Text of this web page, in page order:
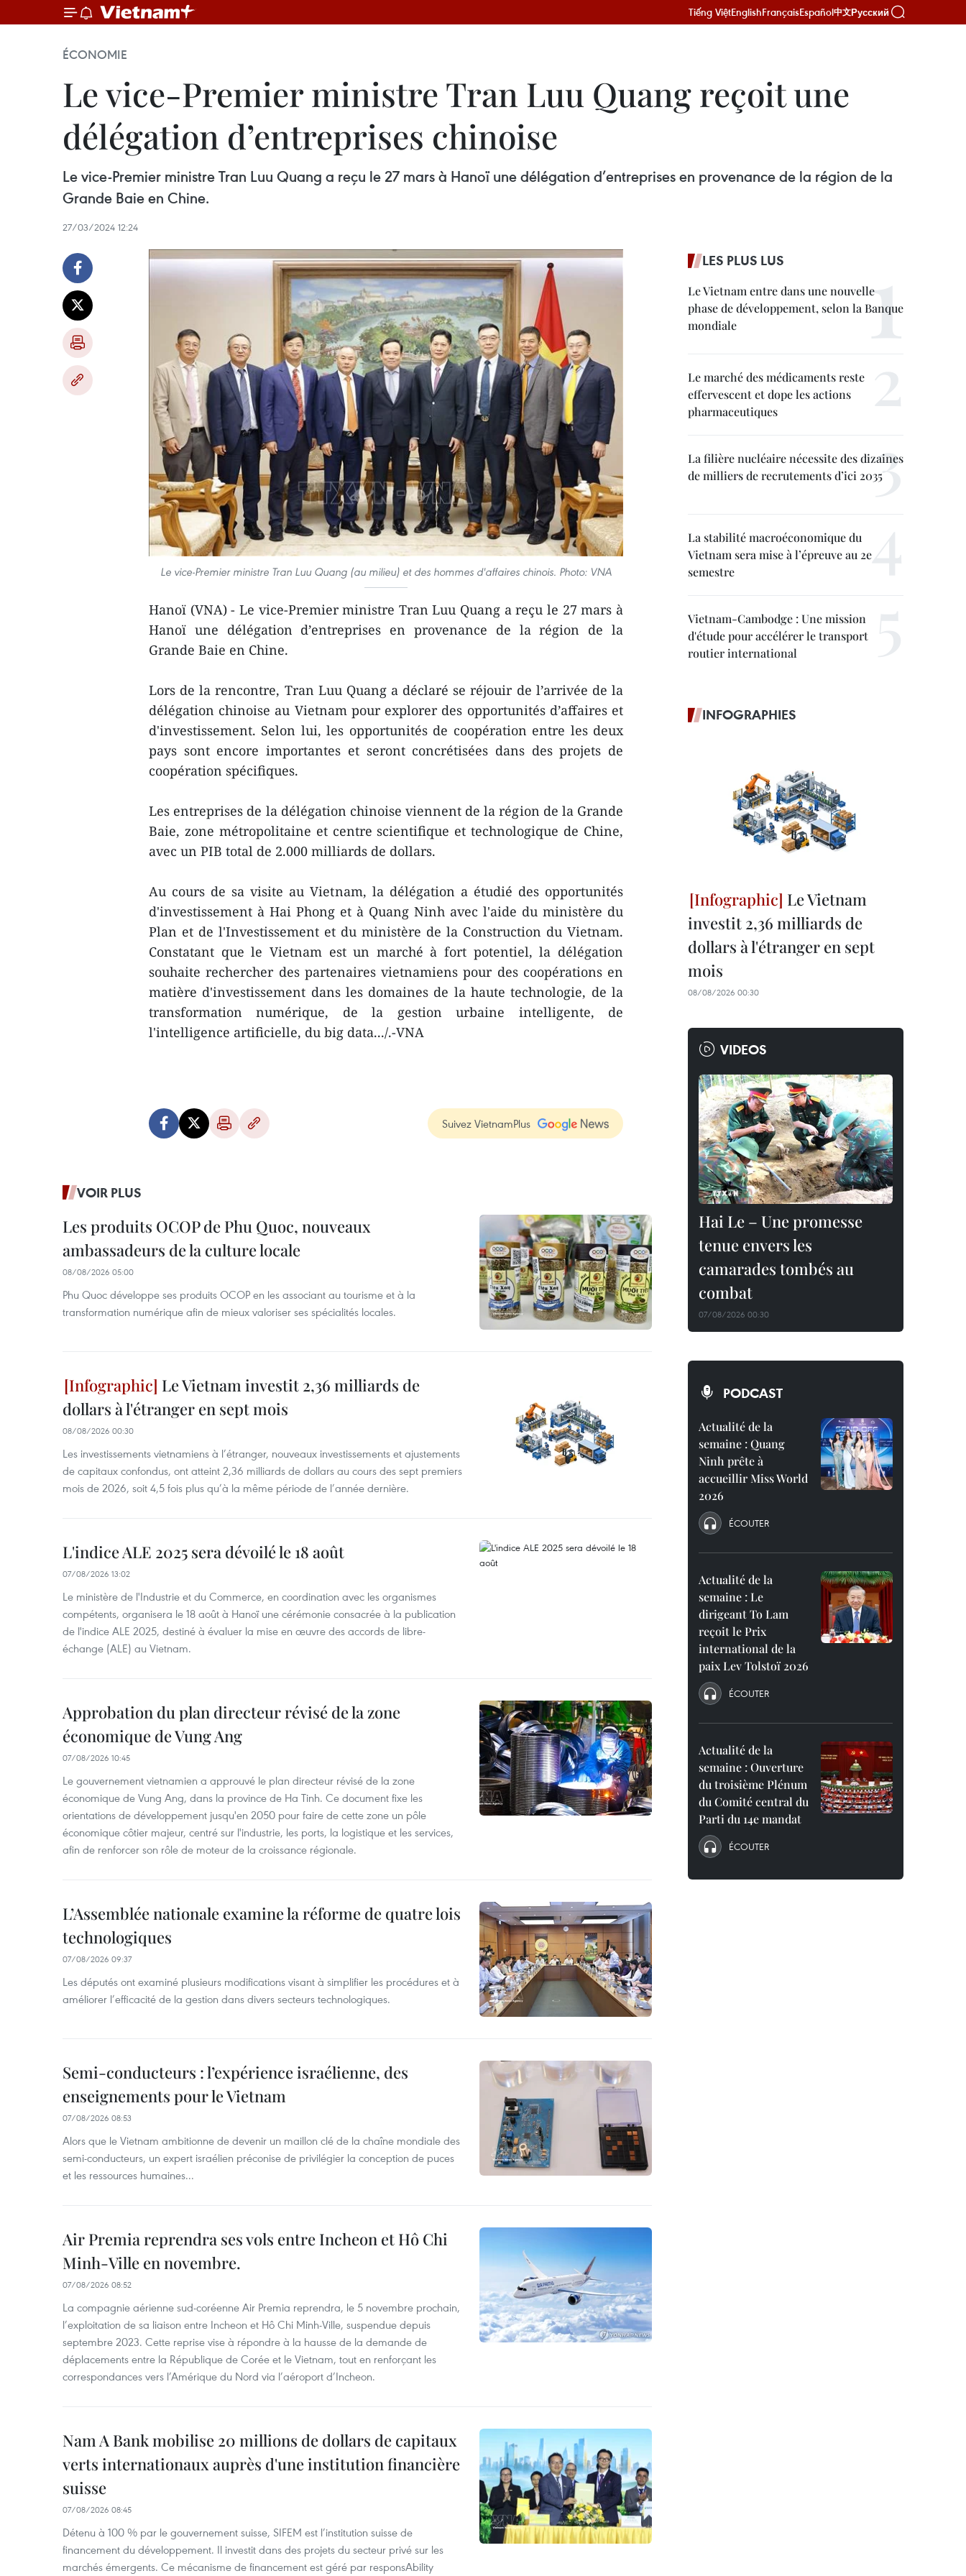
Tiếng ViệtEnglishFrançaisEspañol中文Русский
ÉCONOMIE
Le vice-Premier ministre Tran Luu Quang reçoit une
délégation d’entreprises chinoise
Le vice-Premier ministre Tran Luu Quang a reçu le 27 mars à Hanoï une délégation d’entreprises en provenance de la région de la
Grande Baie en Chine.
27/03/2024 12:24
Le vice-Premier ministre Tran Luu Quang (au milieu) et des hommes d'affaires chinois. Photo: VNA
Hanoï (VNA) - Le vice-Premier ministre Tran Luu Quang a reçu le 27 mars à
Hanoï une délégation d’entreprises en provenance de la région de la
Grande Baie en Chine.
Lors de la rencontre, Tran Luu Quang a déclaré se réjouir de l’arrivée de la
délégation chinoise au Vietnam pour explorer des opportunités d’affaires et
d'investissement. Selon lui, les opportunités de coopération entre les deux
pays sont encore importantes et seront concrétisées dans des projets de
coopération spécifiques.
Les entreprises de la délégation chinoise viennent de la région de la Grande
Baie, zone métropolitaine et centre scientifique et technologique de Chine,
avec un PIB total de 2.000 milliards de dollars.
Au cours de sa visite au Vietnam, la délégation a étudié des opportunités
d'investissement à Hai Phong et à Quang Ninh avec l'aide du ministère du
Plan et de l'Investissement et du ministère de la Construction du Vietnam.
Constatant que le Vietnam est un marché à fort potentiel, la délégation
souhaite rechercher des partenaires vietnamiens pour des coopérations en
matière d'investissement dans les domaines de la haute technologie, de la
transformation numérique, de la gestion urbaine intelligente, de
l'intelligence artificielle, du big data.../.-VNA
Suivez VietnamPlus
VOIR PLUS
Les produits OCOP de Phu Quoc, nouveaux
ambassadeurs de la culture locale
08/08/2026 05:00
Phu Quoc développe ses produits OCOP en les associant au tourisme et à la
transformation numérique afin de mieux valoriser ses spécialités locales.
Le Vietnam investit 2,36 milliards de
dollars à l'étranger en sept mois
08/08/2026 00:30
Les investissements vietnamiens à l’étranger, nouveaux investissements et ajustements
de capitaux confondus, ont atteint 2,36 milliards de dollars au cours des sept premiers
mois de 2026, soit 4,5 fois plus qu’à la même période de l’année dernière.
L'indice ALE 2025 sera dévoilé le 18 août
07/08/2026 13:02
Le ministère de l'Industrie et du Commerce, en coordination avec les organismes
compétents, organisera le 18 août à Hanoï une cérémonie consacrée à la publication
de l'indice ALE 2025, destiné à évaluer la mise en œuvre des accords de libre-
échange (ALE) au Vietnam.
Approbation du plan directeur révisé de la zone
économique de Vung Ang
07/08/2026 10:45
Le gouvernement vietnamien a approuvé le plan directeur révisé de la zone
économique de Vung Ang, dans la province de Ha Tinh. Ce document fixe les
orientations de développement jusqu'en 2050 pour faire de cette zone un pôle
économique côtier majeur, centré sur l'industrie, les ports, la logistique et les services,
afin de renforcer son rôle de moteur de la croissance régionale.
L’Assemblée nationale examine la réforme de quatre lois
technologiques
07/08/2026 09:37
Les députés ont examiné plusieurs modifications visant à simplifier les procédures et à
améliorer l’efficacité de la gestion dans divers secteurs technologiques.
Semi-conducteurs : l’expérience israélienne, des
enseignements pour le Vietnam
07/08/2026 08:53
Alors que le Vietnam ambitionne de devenir un maillon clé de la chaîne mondiale des
semi-conducteurs, un expert israélien préconise de privilégier la conception de puces
et les ressources humaines...
Air Premia reprendra ses vols entre Incheon et Hô Chi
Minh-Ville en novembre.
07/08/2026 08:52
La compagnie aérienne sud-coréenne Air Premia reprendra, le 5 novembre prochain,
l’exploitation de sa liaison entre Incheon et Hô Chi Minh-Ville, suspendue depuis
septembre 2023. Cette reprise vise à répondre à la hausse de la demande de
déplacements entre la République de Corée et le Vietnam, tout en renforçant les
correspondances vers l’Amérique du Nord via l’aéroport d’Incheon.
Nam A Bank mobilise 20 millions de dollars de capitaux
verts internationaux auprès d'une institution financière
suisse
07/08/2026 08:45
Détenu à 100 % par le gouvernement suisse, SIFEM est l’institution suisse de
financement du développement. Il investit dans des projets du secteur privé sur les
marchés émergents. Ce mécanisme de financement est géré par responsAbility
LES PLUS LUS
Le Vietnam entre dans une nouvelle
phase de développement, selon la Banque
mondiale
Le marché des médicaments reste
effervescent et dope les actions
pharmaceutiques
La filière nucléaire nécessite des dizaines
de milliers de recrutements d’ici 2035
La stabilité macroéconomique du
Vietnam sera mise à l’épreuve au 2e
semestre
Vietnam-Cambodge : Une mission
d'étude pour accélérer le transport
routier international
INFOGRAPHIES
Le Vietnam
investit 2,36 milliards de
dollars à l'étranger en sept
mois
08/08/2026 00:30
VIDEOS
Hai Le – Une promesse
tenue envers les
camarades tombés au
combat
07/08/2026 00:30
PODCAST
Actualité de la
semaine : Quang
Ninh prête à
accueillir Miss World
2026
ÉCOUTER
Actualité de la
semaine : Le
dirigeant To Lam
reçoit le Prix
international de la
paix Lev Tolstoï 2026
ÉCOUTER
Actualité de la
semaine : Ouverture
du troisième Plénum
du Comité central du
Parti du 14e mandat
ÉCOUTER